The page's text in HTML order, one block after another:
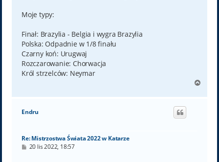
Moje typy:
Finał: Brazylia - Belgia i wygra Brazylia
Polska: Odpadnie w 1/8 finału
Czarny koń: Urugwaj
Rozczarowanie: Chorwacja
Król strzelców: Neymar
g
Endru
Re: Mistrzostwa Świata 2022 w Katarze
P20 lis 2022, 18:57